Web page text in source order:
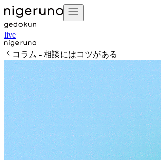
live
コラム - 相談にはコツがある